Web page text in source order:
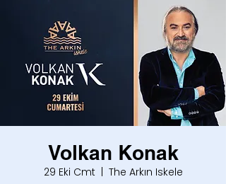
Volkan Konak
29 Eki Cmt
  |
The Arkın Iskele